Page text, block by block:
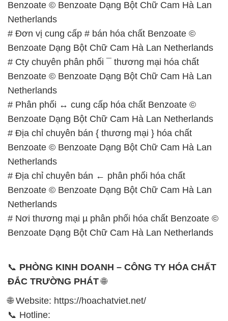
# Địa chỉ chuyên bán { thương mại } hóa chất
Benzoate © Benzoate Dạng Bột Chữ Cam Hà Lan
Netherlands
# Địa chỉ chuyên bán ← phân phối hóa chất
Benzoate © Benzoate Dạng Bột Chữ Cam Hà Lan
Netherlands
# Nơi thương mại µ phân phối hóa chất Benzoate ©
Benzoate Dạng Bột Chữ Cam Hà Lan Netherlands
📞
PHÒNG KINH DOANH – CÔNG TY HÓA CHẤT
ĐẮC TRƯỜNG PHÁT
🌐 Website: https://hoachatviet.net/
📞 Hotline:
– 0933.920.505 – 028.3504.5555
– 028.3756.1835 – 028.3756.1840 –
– 0932.660.696 – 0901.326.566 – 0906.387.866 –
0902.765.866
📧 Email: hoachat@dactruongphat.vn
GIỜ LÀM VIỆC TẠI CÔNG TY HÓA CHẤT ĐẮC